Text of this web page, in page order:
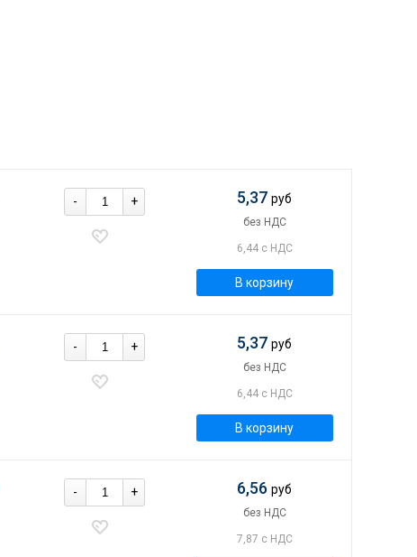
- + 5,37руб
без НДС
6,44 с НДС
В корзину
- + 5,37руб
без НДС
6,44 с НДС
В корзину
- + 6,56руб
без НДС
7,87 с НДС